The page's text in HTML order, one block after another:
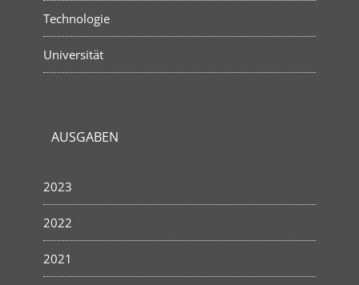
Technologie
Universität
AUSGABEN
2023
2022
2021